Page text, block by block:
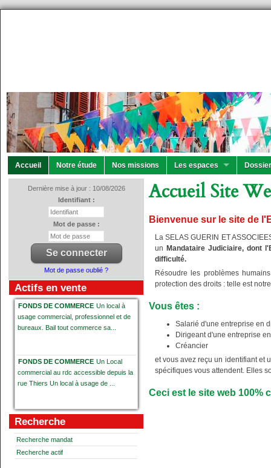
Accueil Notre étude Nos missions Les espaces
Dernière mise à jour : 10/08/2026
Identifiant :
Mot de passe :
Mot de passe oublié ?
Actifs en vente
FONDS DE COMMERCE Un local à
usage commercial, professionnel et de
bureaux. Bail tout commerce sa...
FONDS DE COMMERCE Un Local
commercial au rdc accessible depuis la
rue Thiers Un local à usage de ...
Fonds de commerce d'épicerie fine,
dégustation et vente de produits
gastronomiqusFonds de commerc...
Recherche
Recherche mandat
Recherche actif
Accueil Site
Bienvenue sur le site de
La SELAS GUERIN ET
un Mandataire Judiciaire, dont
difficulté.
Résoudre les problèmes
protection des droits : telle est
Vous êtes :
Salarié d'une entreprise en
Dirigeant d'une entreprise
Créancier
et vous avez reçu un identifiant et
spécifiques vous attendent. Elles
Ceci est le site web 100%